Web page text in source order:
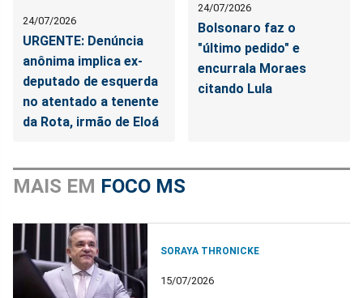
24/07/2026
URGENTE: Denúncia
anônima implica ex-
deputado de esquerda
no atentado a tenente
da Rota, irmão de Eloá
24/07/2026
Bolsonaro faz o
"último pedido" e
encurrala Moraes
citando Lula
MAIS EM FOCO MS
SORAYA THRONICKE
15/07/2026